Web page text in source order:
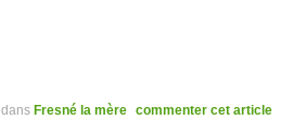
dans Fresné la mère commenter cet article